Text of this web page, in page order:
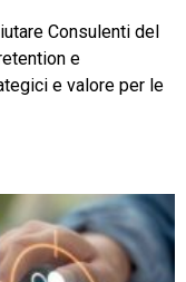
Consulenti del
e
e valore per le